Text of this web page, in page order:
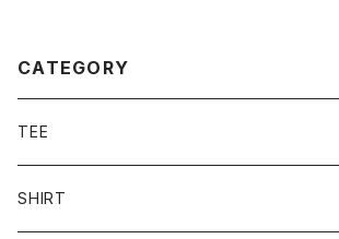
CATEGORY
TEE
SHIRT